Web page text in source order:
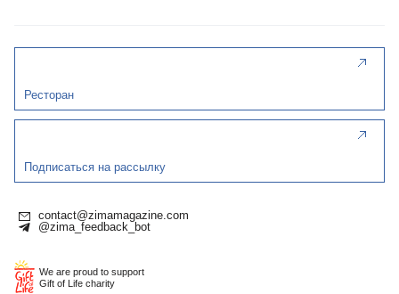
Ресторан
Подписаться на рассылку
contact@zimamagazine.com
@zima_feedback_bot
We are proud to support
Gift of Life charity